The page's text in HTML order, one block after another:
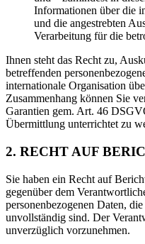
Informationen über die
und die angestrebten
Verarbeitung für die
Ihnen steht das Recht zu,
betreffenden
internationale Organisation
Zusammenhang können Sie
Garantien gem. Art. 46
Übermittlung unterrichtet zu
2. RECHT AUF
Sie haben ein Recht auf
gegenüber dem
personenbezogenen Daten,
unvollständig sind. Der
unverzüglich vorzunehmen.